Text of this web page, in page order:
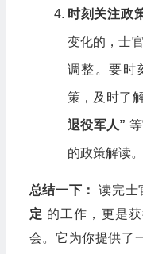
时刻关注政
变化的，士
调整。要
策，及时了
退役军人”
的政策解读。
总结一下： 读完士
定 的工作，更是获
会。它为你提供了